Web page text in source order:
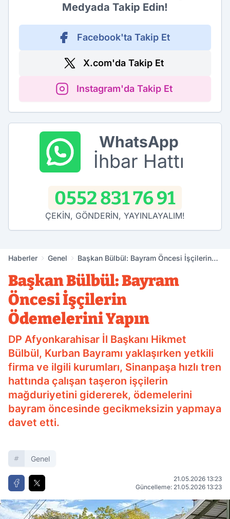
Medyada Takip Edin!
Facebook'ta Takip Et
X.com'da Takip Et
Instagram'da Takip Et
WhatsApp
İhbar Hattı
0552 831 76 91
ÇEKİN, GÖNDERİN, YAYINLAYALIM!
Haberler Genel
Başkan Bülbül: Bayram Öncesi İşçilerin
Başkan Bülbül: Bayram
Öncesi İşçilerin
Ödemelerini Yapın
DP Afyonkarahisar İl Başkanı Hikmet
Bülbül, Kurban Bayramı yaklaşırken yetkili
firma ve ilgili kurumları, Sinanpaşa hızlı tren
hattında çalışan taşeron işçilerin
mağduriyetini gidererek, ödemelerini
bayram öncesinde gecikmeksizin yapmaya
davet etti.
Genel
21.05.2026 13:23
Güncelleme: 21.05.2026 13:23